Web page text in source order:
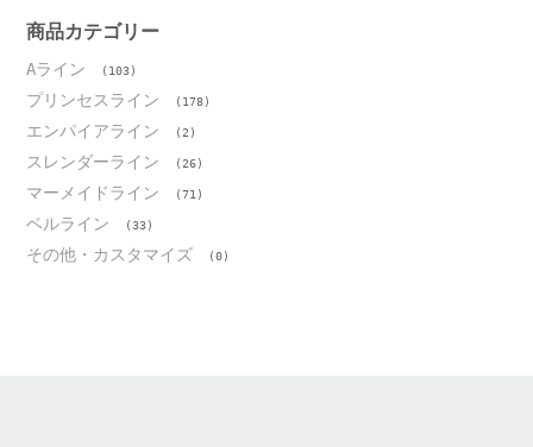
ブ
商品カテゴリー
Aライン (103)
プリンセスライン (178)
エンパイアライン (2)
スレンダーライン (26)
マーメイドライン (71)
ベルライン (33)
その他・カスタマイズ (0)